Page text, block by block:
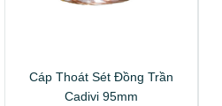
Cáp Thoát Sét Đồng Trần
Cadivi 95mm